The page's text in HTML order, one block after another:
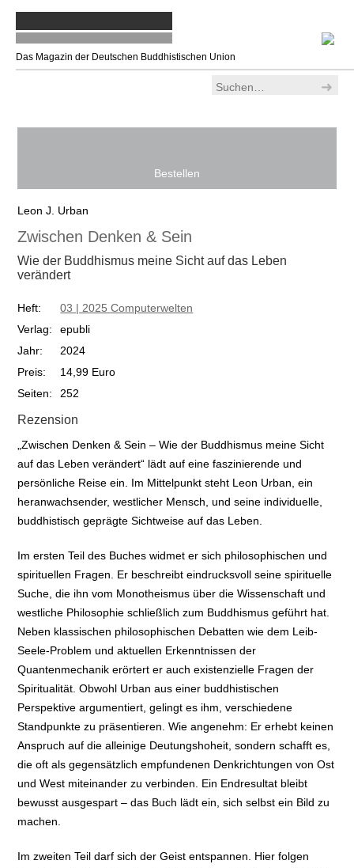
Das Magazin der Deutschen Buddhistischen Union
Bestellen
Leon J. Urban
Zwischen Denken & Sein
Wie der Buddhismus meine Sicht auf das Leben
verändert
Heft:
03 | 2025 Computerwelten
Verlag:
epubli
Jahr:
2024
Preis:
14,99 Euro
Seiten:
252
Rezension
„Zwischen Denken & Sein – Wie der Buddhismus meine Sicht
auf das Leben verändert“ lädt auf eine faszinierende und
persönliche Reise ein. Im Mittelpunkt steht Leon Urban, ein
heranwachsender, westlicher Mensch, und seine individuelle,
buddhistisch geprägte Sichtweise auf das Leben.
Im ersten Teil des Buches widmet er sich philosophischen und
spirituellen Fragen. Er beschreibt eindrucksvoll seine spirituelle
Suche, die ihn vom Monotheismus über die Wissenschaft und
westliche Philosophie schließlich zum Buddhismus geführt hat.
Neben klassischen philosophischen Debatten wie dem Leib-
Seele-Problem und aktuellen Erkenntnissen der
Quantenmechanik erörtert er auch existenzielle Fragen der
Spiritualität. Obwohl Urban aus einer buddhistischen
Perspektive argumentiert, gelingt es ihm, verschiedene
Standpunkte zu präsentieren. Wie angenehm: Er erhebt keinen
Anspruch auf die alleinige Deutungshoheit, sondern schafft es,
die oft als gegensätzlich empfundenen Denkrichtungen von Ost
und West miteinander zu verbinden. Ein Endresultat bleibt
bewusst ausgespart – das Buch lädt ein, sich selbst ein Bild zu
machen.
Im zweiten Teil darf sich der Geist entspannen. Hier folgen